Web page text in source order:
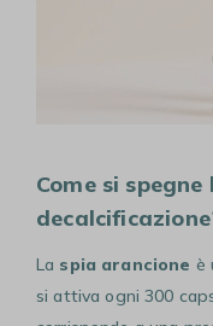
Come si spegne
La spia arancione è
si attiva ogni 300